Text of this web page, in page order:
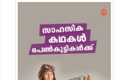
5
4
3
2
1